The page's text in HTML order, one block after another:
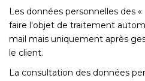
Les données personnelles des
faire l'objet de traitement
mail mais uniquement après
le client.
La consultation des données